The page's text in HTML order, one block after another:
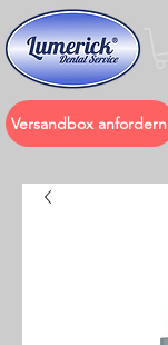
Versandbox anfordern